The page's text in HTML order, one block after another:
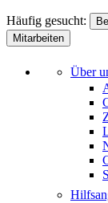
Häufig gesucht:
Mitarbeiten
Über